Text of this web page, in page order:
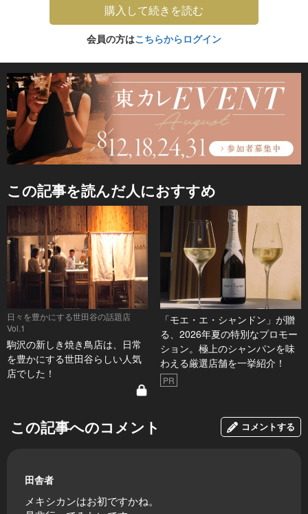
購入して続きを読む
会員の方はこちらからログイン
この記事を読んだ人におすすめ
日々を豊かにする世田谷の話題店
Vol.1
駒沢の新しき焼き鳥店は、日常
を豊かにする世田谷らしい人気
店でした！
「モエ・エ・シャンドン」が贈
る、2026年夏の特別なプロモー
ション。極上のシャンパンを味
わえる厳選店舗を一挙紹介！
PR
この記事へのコメント コメントする
田舎者
メキシカンはお初ですかね。